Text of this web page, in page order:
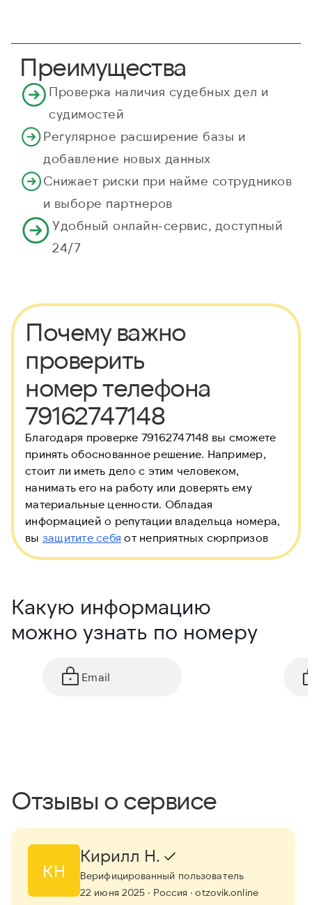
Преимущества
Проверка наличия судебных дел и
судимостей
Регулярное расширение базы и
добавление новых данных
Снижает риски при найме сотрудников
и выборе партнеров
Удобный онлайн-сервис, доступный
24/7
Почему важно
проверить
номер телефона
79162747148
Благодаря проверке 79162747148 вы сможете
принять обоснованное решение. Например,
стоит ли иметь дело с этим человеком,
нанимать его на работу или доверять ему
материальные ценности. Обладая
информацией о репутации владельца номера,
вы защитите себя от неприятных сюрпризов
Какую информацию
можно узнать по номеру
Email
Отзывы о сервисе
КН
Кирилл Н.
Верифицированный пользователь
22 июня 2025 · Россия · otzovik.online